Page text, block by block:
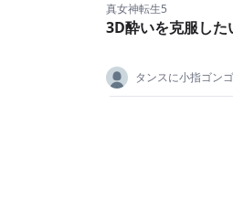
真女神転生5
3D酔いを克服した
タンスに小指ゴン